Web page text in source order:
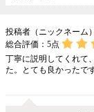
投稿者（ニックネーム
総合評価： 5点
丁寧に説明してくれて
た。とても良かったで